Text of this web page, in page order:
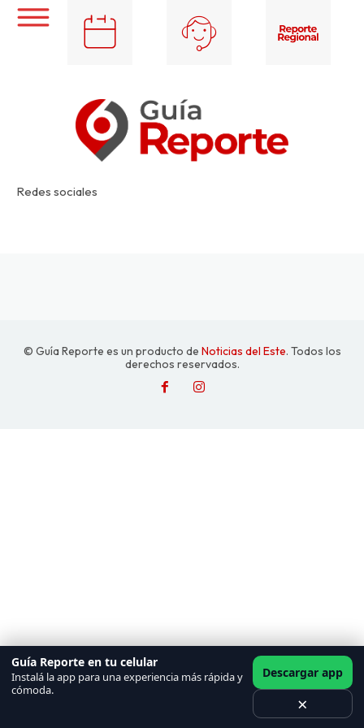
Redes sociales
© Guía Reporte es un producto de Noticias del Este. Todos los
derechos reservados.
Guía Reporte en tu celular
Instalá la app para una experiencia más rápida y
cómoda.
Descargar app
×